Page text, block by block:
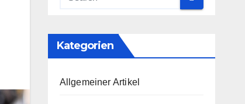
Kategorien
Allgemeiner Artikel